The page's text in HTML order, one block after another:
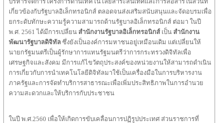
เกี่ยวข้องกับรัฐบาลอิเล็กทรอนิกส์ ตลอดจนส่งเสริมสนับสนุนและจัดอบรมเพื่อ
ยกระดับทักษะความรู้ความสามารถด้านรัฐบาลอิเล็กทรอนิกส์ ต่อมา ในปี
พ.ศ. 2561 ได้มีการเปลี่ยน สำนักงานรัฐบาลอิเล็กทรอนิกส์ เป็น สำนักงาน
พัฒนารัฐบาลดิจิทัล ซึ่งยังเป็นองค์การมหาชนอยู่เหมือนเดิม แต่เปลี่ยนให้
นายกรัฐมนตรีเป็นผู้รักษาการแทนรัฐมนตรีว่าการกระทรวงดิจิทัลเพื่อ
เศรษฐกิจและสังคม มีการแก้ไขวัตถุประสงค์ของหน่วยงานให้สามารถดำเนิน
การเกี่ยวกับการนำเทคโนโลยีดิจิทัลมาใช้เป็นเครื่องมือในการบริหารงาน
ภาครัฐและการจัดทำบริการสาธารณะเพื่อเพิ่มประสิทธิภาพในการอำนวย
ความสะดวกและให้บริการกับประชาชน
ในปี พ.ศ.2560 เพื่อให้เกิดการขับเคลื่อนการปฏิรูปประเทศ ส่วนราชการที่